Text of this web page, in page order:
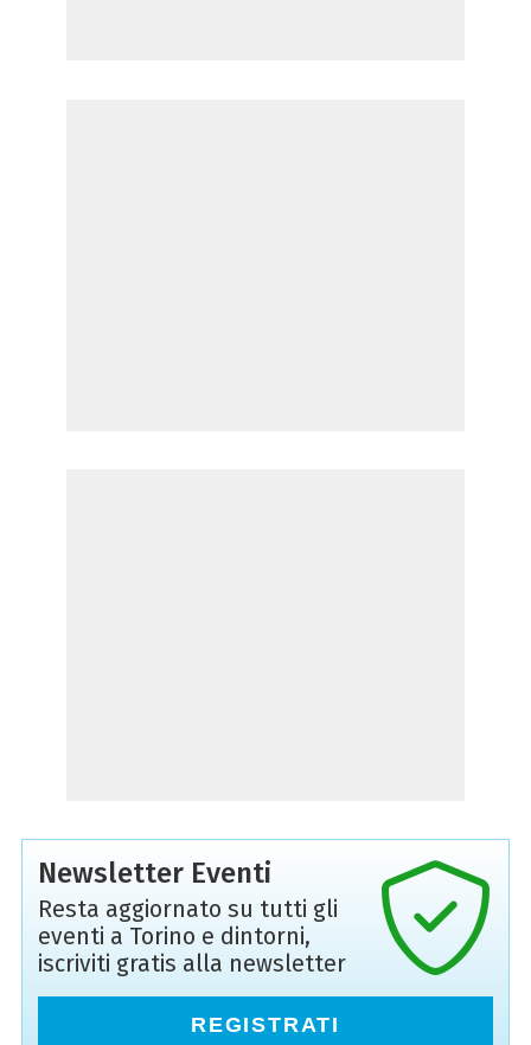
Newsletter Eventi
Resta aggiornato su tutti gli
eventi a Torino e dintorni,
iscriviti gratis alla newsletter
REGISTRATI